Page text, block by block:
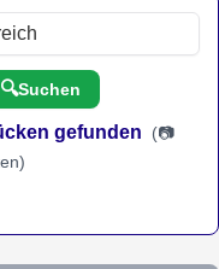
🔍Suchen
gefunden (📷
)